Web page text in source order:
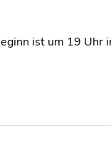
ist um 19 Uhr